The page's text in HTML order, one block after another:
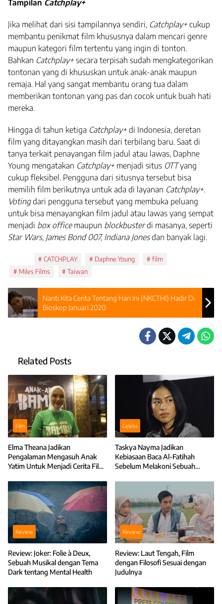
Tampilan Catchplay+
Jika melihat dari sisi tampilannya sendiri, Catchplay+ cukup
membantu penikmat film khususnya dalam mencari genre
maupun kategori film tertentu yang ingin di tonton.
Bahkan Catchplay+ secara terpisah sudah mengkategorikan
tontonan yang di khususkan untuk anak-anak maupun
remaja. Hal yang sangat membantu orang tua dalam
memberikan tontonan yang pas dan cocok untuk buah hati
mereka.
Hingga di tahun ketiga Catchplay+ di Indonesia, deretan
film yang ditayangkan masih dari terbilang baru. Saat di
tanya terkait penayangan film jadul atau lawas, Daphne
Young mengatakan Catchplay+ menjadi situs OTTyang
cukup fleksibel. Pengguna dari situsnya tersebut bisa
memilih film berikutnya untuk ada di layanan Catchplay+.
Votingdari pengguna tersebut yang membuka peluang
untuk bisa menayangkan film jadul atau lawas yang sempat
menjadi box office maupun blockbusterdi masanya, seperti
Star Wars, James Bond 007, Indiana Jonesdan banyak lagi.
CATCHPLAY Daphne Young
film
Miles Films
Taiwan
Nanti Kita Cerita Tentang Hari Ini (NKCTHI) Hadir Di
Bioskop Januari 2020
Related Posts
Film
Elma Theana Jadikan
Pengalaman Mengasuh Anak
Yatim Untuk Menjadi Cerita Film
Celebs
Taskya Nayma Jadikan
Kebiasaan Baca Al-Fatihah
Sebelum Melakoni Sebuah
Review
Review: Joker: Folie à Deux,
Sebuah Musikal dengan Tema
Dark tentang Mental Health
Review
Review: Laut Tengah, Film
dengan Filosofi Sesuai dengan
Judulnya